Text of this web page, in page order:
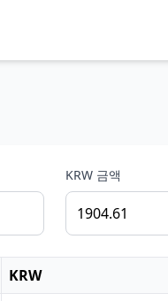
KRW 금액
KRW